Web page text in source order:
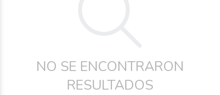
NO SE ENCONTRARON
RESULTADOS